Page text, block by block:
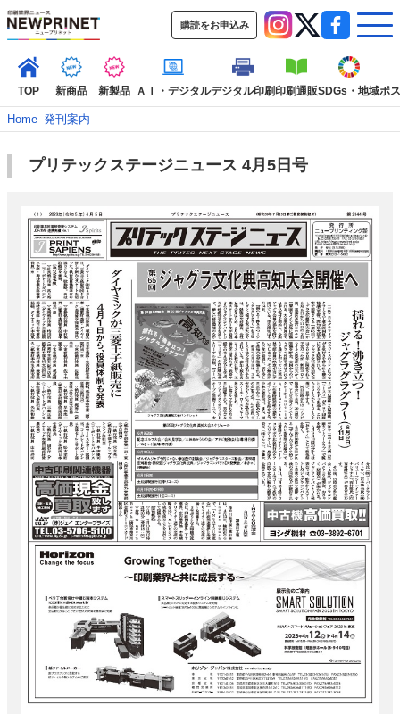
購読をお申込み
TOP 新商品 新製品 ＡＩ・デジタルデジタル印刷印刷通販SDGs・地域ポ
インデックス
インタビュー
コレクション
カテゴリー一覧
新商品 新製品 ＡＩ・デジタル デジタル印刷
印刷通販
SDGs・地域
ポストプレス ビジネス イベント 信用情報
市場・統計
人事・移転・異動・訃報
特集記事カテゴリー一覧
特集・デジタル印刷 アイデアで勝負！ ～多様なビジネス・多彩な商材～
JAPAN PACK 2023 特集
中古印刷機・製本機特集
2022 見える化・MIS特集
2022 検査・校正特集
特集・デジタル印刷 ～ 新成長軌道を描く
案内
発刊案内
JFPI印刷用語集 印刷機材年鑑
会社案内
購読・購入申し込み
サイトポリシー
お問い合わせ
Home–発刊案内
プリテックステージニュース 4月5日号